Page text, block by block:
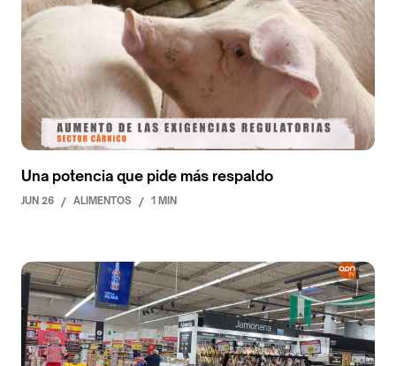
Una potencia que pide más respaldo
JUN 26 / ALIMENTOS / 1 MIN